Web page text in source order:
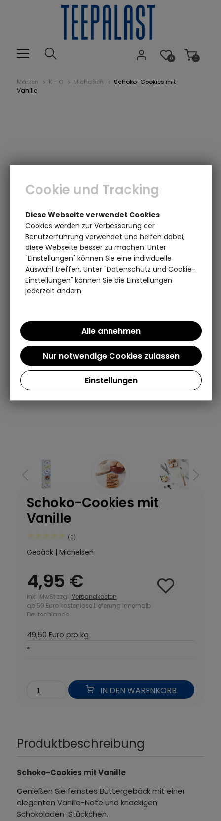
0
0
Marken K - O Michelsen
Schoko-Cookies mit
Vanille
Schoko-Cookies mit
Vanille
(0)
Gebäck | Michelsen
4,95 €
inkl. MwSt zzgl. Versandkosten
ab 50 Euro kostenlose Lieferung innerhalb
Deutschlands
49,50 Euro pro kg
*
IN DEN WARENKORB
Produktbeschreibung
Schoko-Cookies mit Vanille
Genießen Sie feinstes Buttergebäck mit einer
eleganten Vanille-Note und knackigen
Schokoladen-Stückchen.
Cookie und Tracking
Diese Webseite verwendet Cookies
Cookies werden zur Verbesserung der
Benutzerführung verwendet und helfen dabei,
diese Webseite besser zu machen. Unter
"Einstellungen" können Sie eine individuelle
Auswahl treffen. Unter "Datenschutz und Cookie-
Einstellungen" können Sie die Einstellungen
jederzeit ändern.
Einstellungen